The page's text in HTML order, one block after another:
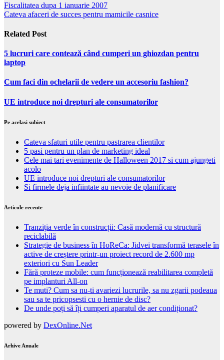
Fiscalitatea dupa 1 ianuarie 2007
Cateva afaceri de succes pentru mamicile casnice
Related Post
5 lucruri care contează când cumperi un ghiozdan pentru
laptop
Cum faci din ochelarii de vedere un accesoriu fashion?
UE introduce noi drepturi ale consumatorilor
Pe acelasi subiect
Cateva sfaturi utile pentru pastrarea clientilor
5 pasi pentru un plan de marketing ideal
Cele mai tari evenimente de Halloween 2017 si cum ajungeti
acolo
UE introduce noi drepturi ale consumatorilor
Si firmele deja infiintate au nevoie de planificare
Articole recente
Tranziția verde în construcții: Casă modernă cu structură
reciclabilă
Strategie de business în HoReCa: Jidvei transformă terasele în
active de creștere printr-un proiect record de 2.600 mp
exteriori cu Sun Leader
Fără proteze mobile: cum funcționează reabilitarea completă
pe implanturi All-on
Te muti? Cum sa nu-ti avariezi lucrurile, sa nu zgarii podeaua
sau sa te pricopsesti cu o hernie de disc?
De unde poți să îți cumperi aparatul de aer condiționat?
powered by DexOnline.Net
Arhive Anuale